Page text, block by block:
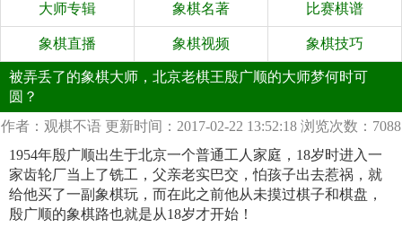
大师专辑 象棋名著 比赛棋谱
象棋直播 象棋视频 象棋技巧
被弄丢了的象棋大师，北京老棋王殷广顺的大师梦何时可
圆？
作者：观棋不语 更新时间：2017-02-22 13:52:18 浏览次数：7088
1954年殷广顺出生于北京一个普通工人家庭，18岁时进入一
家齿轮厂当上了铣工，父亲老实巴交，怕孩子出去惹祸，就
给他买了一副象棋玩，而在此之前他从未摸过棋子和棋盘，
殷广顺的象棋路也就是从18岁才开始！